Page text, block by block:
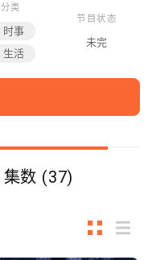
分类
时事
生活
节目状态
未完
集数 (37)